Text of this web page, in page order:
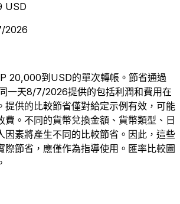
USD
2026
20,000到USD的單次轉帳。節省通過
一天8/7/2026提供的包括利潤和費用在
提供的比較節省僅對給定示例有效，可能
費。不同的貨幣兌換金額、貨幣類型、日
因素將產生不同的比較節省。因此，這些
際節省，應僅作為指導使用。匯率比較圖